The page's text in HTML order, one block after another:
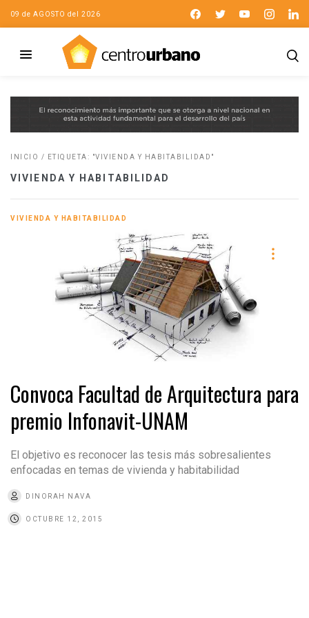
09 de AGOSTO del 2026
INICIO / ETIQUETA: "VIVIENDA Y HABITABILIDAD"
VIVIENDA Y HABITABILIDAD
VIVIENDA Y HABITABILIDAD
Convoca Facultad de Arquitectura para
premio Infonavit-UNAM
El objetivo es reconocer las tesis más sobresalientes
enfocadas en temas de vivienda y habitabilidad
DINORAH NAVA
OCTUBRE 12, 2015